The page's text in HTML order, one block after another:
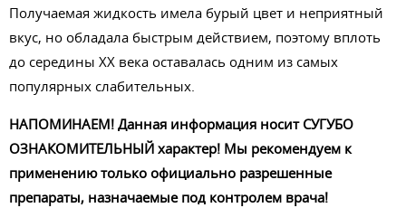
Получаемая жидкость имела бурый цвет и неприятный
вкус, но обладала быстрым действием, поэтому вплоть
до середины ХХ века оставалась одним из самых
популярных слабительных.
НАПОМИНАЕМ! Данная информация носит СУГУБО
ОЗНАКОМИТЕЛЬНЫЙ характер! Мы рекомендуем к
применению только официально разрешенные
препараты, назначаемые под контролем врача!